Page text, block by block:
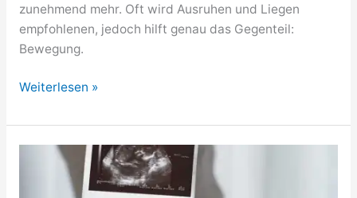
zunehmend mehr. Oft wird Ausruhen und Liegen
empfohlenen, jedoch hilft genau das Gegenteil:
Bewegung.
19.
/
19.
schwanger
Weiterlesen »